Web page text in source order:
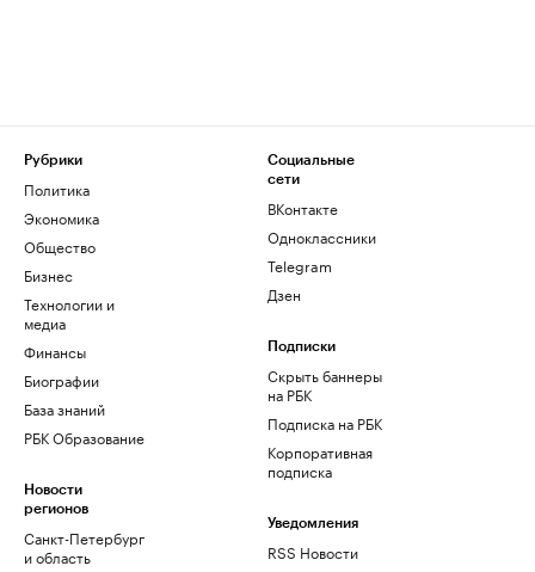
Рубрики
Политика
Экономика
Общество
Бизнес
Технологии и
медиа
Финансы
Биографии
База знаний
РБК Образование
Новости
регионов
Санкт-Петербург
и область
Социальные
сети
ВКонтакте
Одноклассники
Telegram
Дзен
Подписки
Скрыть баннеры
на РБК
Подписка на РБК
Корпоративная
подписка
Уведомления
RSS Новости